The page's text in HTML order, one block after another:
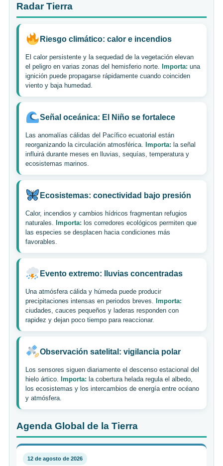
Radar Tierra
Riesgo climático: calor e incendios
El calor persistente y la sequedad de la vegetación elevan
el peligro en varias zonas del hemisferio norte.
Importa: una
ignición puede propagarse rápidamente cuando coinciden
viento y baja humedad.
Señal oceánica: El Niño se fortalece
Las anomalías cálidas del Pacífico ecuatorial están
reorganizando la circulación atmosférica.
Importa: la señal
influirá durante meses en lluvias, sequías, temperatura y
ecosistemas marinos.
Ecosistemas: conectividad bajo presión
Calor, incendios y cambios hídricos fragmentan refugios
naturales.
Importa: los corredores ecológicos permiten que
las especies se desplacen hacia condiciones más
favorables.
Evento extremo: lluvias concentradas
Una atmósfera cálida y húmeda puede producir
precipitaciones intensas en periodos breves.
Importa:
ciudades, cauces pequeños y laderas responden con
rapidez y dejan poco tiempo para reaccionar.
Observación satelital: vigilancia polar
Los sensores siguen diariamente el descenso estacional del
hielo ártico.
Importa: la cobertura helada regula el albedo,
los ecosistemas y los intercambios de energía entre océano
y atmósfera.
Agenda Global de la Tierra
12 de agosto de 2026